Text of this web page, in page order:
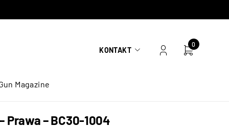
KONTAKT
0
Magazine
Prawa – BC30-1004